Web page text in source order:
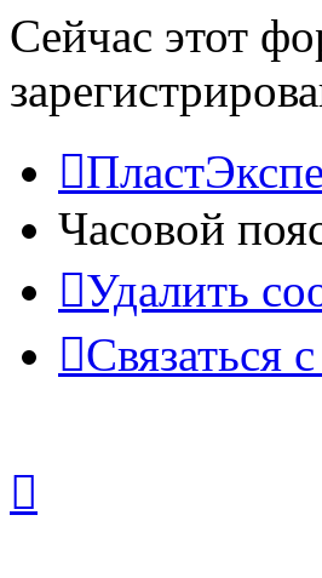
Сейчас этот
Часовой
Удалить
Связаться